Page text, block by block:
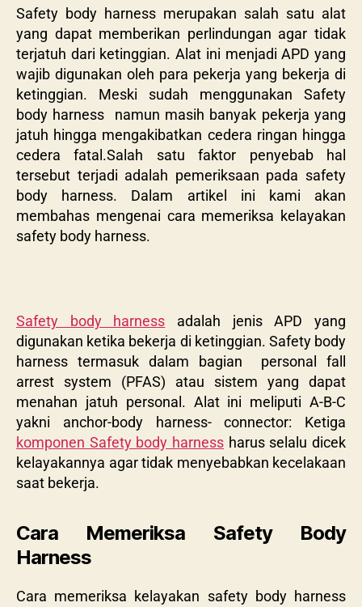
Safety body harness merupakan salah satu alat
yang dapat memberikan perlindungan agar tidak
terjatuh dari ketinggian. Alat ini menjadi APD yang
wajib digunakan oleh para pekerja yang bekerja di
ketinggian. Meski sudah menggunakan Safety
body harness namun masih banyak pekerja yang
jatuh hingga mengakibatkan cedera ringan hingga
cedera fatal.Salah satu faktor penyebab hal
tersebut terjadi adalah pemeriksaan pada safety
body harness. Dalam artikel ini kami akan
membahas mengenai cara memeriksa kelayakan
safety body harness.
Safety body harness adalah jenis APD yang
digunakan ketika bekerja di ketinggian. Safety body
harness termasuk dalam bagian personal fall
arrest system (PFAS) atau sistem yang dapat
menahan jatuh personal. Alat ini meliputi A-B-C
yakni anchor-body harness- connector: Ketiga
komponen Safety body harness harus selalu dicek
kelayakannya agar tidak menyebabkan kecelakaan
saat bekerja.
Cara Memeriksa Safety Body
Harness
Cara memeriksa kelayakan safety body harness